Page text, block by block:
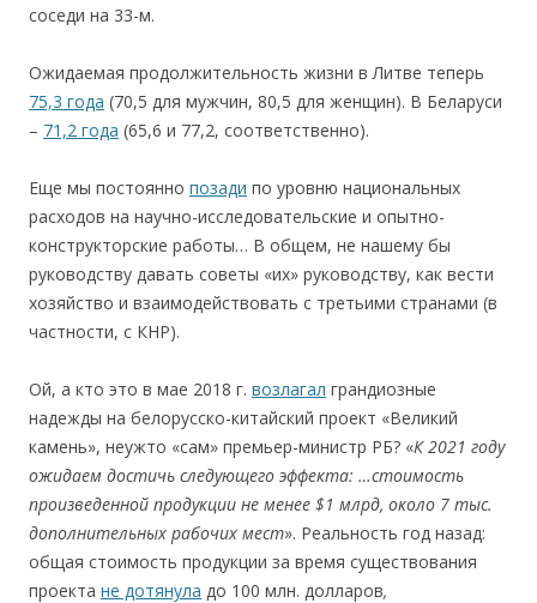
соседи на 33-м.
Ожидаемая продолжительность жизни в Литве теперь
75,3 года (70,5 для мужчин, 80,5 для женщин). В Беларуси
– 71,2 года (65,6 и 77,2, соответственно).
Еще мы постоянно позади по уровню национальных
расходов на научно-исследовательские и опытно-
конструкторские работы… В общем, не нашему бы
руководству давать советы «их» руководству, как вести
хозяйство и взаимодействoвать с третьими странами (в
частности, с КНР).
Ой, а кто это в мае 2018 г. возлагал грандиозные
надежды на белорусско-китайский проект «Великий
камень», неужто «сам» премьер-министр РБ? «К 2021 году
ожидаем достичь следующего эффекта: …стоимость
произведенной продукции не менее $1 млрд, около 7 тыс.
дополнительных рабочих мест». Реальность год назад:
общая стоимость продукции за время существования
проекта не дотянула до 100 млн. долларов,